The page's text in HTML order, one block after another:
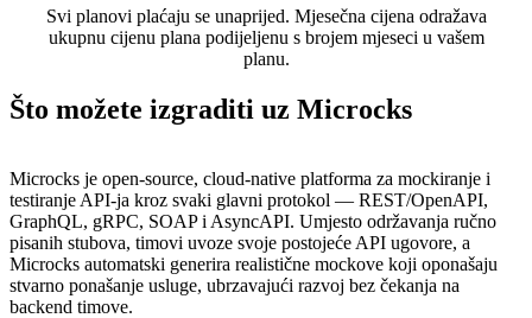
Svi planovi plaćaju se unaprijed. Mjesečna cijena odražava
ukupnu cijenu plana podijeljenu s brojem mjeseci u vašem
planu.
Što možete izgraditi uz Microcks
Microcks je open-source, cloud-native platforma za mockiranje i
testiranje API-ja kroz svaki glavni protokol — REST/OpenAPI,
GraphQL, gRPC, SOAP i AsyncAPI. Umjesto održavanja ručno
pisanih stubova, timovi uvoze svoje postojeće API ugovore, a
Microcks automatski generira realistične mockove koji oponašaju
stvarno ponašanje usluge, ubrzavajući razvoj bez čekanja na
backend timove.